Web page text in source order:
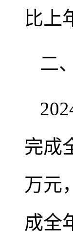
比上
二
完成
万元
成全